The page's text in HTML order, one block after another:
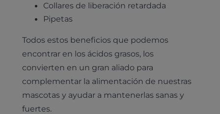
Revisión general y/o geriátrica
Medicina felina
Animales Exóticos
Todas las especialidades
Collares de liberación retardada
Pipetas
Todos estos beneficios que podemos
encontrar en los ácidos grasos, los
convierten en un gran aliado para
complementar la alimentación de nuestras
mascotas y ayudar a mantenerlas sanas y
fuertes.